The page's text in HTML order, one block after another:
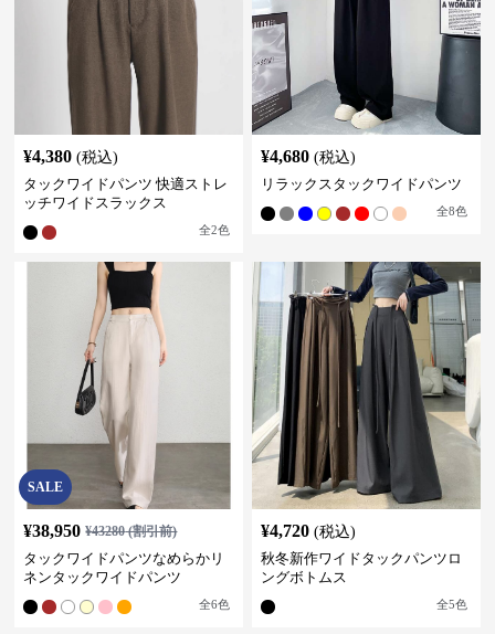
¥4,380 (税込)
タックワイドパンツ 快適ストレ
ッチワイドスラックス
全2色
¥4,680 (税込)
リラックスタックワイドパンツ
全8色
SALE
¥38,950 ¥43280(割引前)
タックワイドパンツなめらかリ
ネンタックワイドパンツ
全6色
¥4,720 (税込)
秋冬新作ワイドタックパンツロ
ングボトムス
全5色